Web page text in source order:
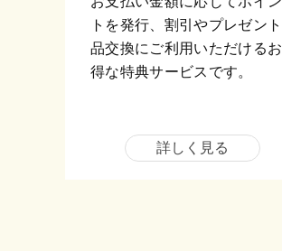
トを発行、割引やプレゼント
品交換にご利用いただけるお
得な特典サービスです。
詳しく見る